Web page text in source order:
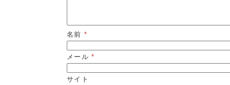
名前 *
メール*
サイト